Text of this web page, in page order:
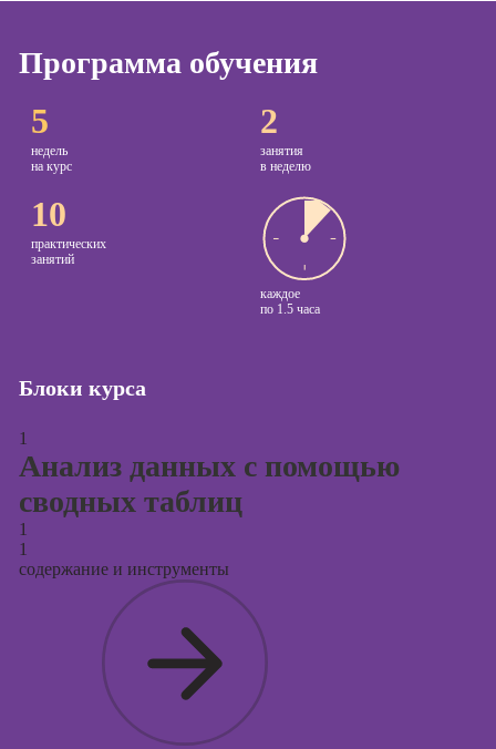
сайтов на Tilda
Программа обучения
5
недель
на курс
2
занятия
в неделю
10
практических
занятий
каждое
по 1.5 часа
Блоки курса
1
Анализ данных с помощью
сводных таблиц
1
1
содержание и инструменты